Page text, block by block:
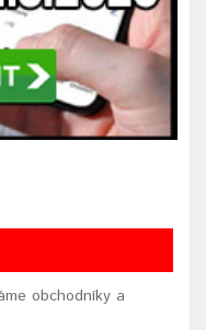
obchodníky a